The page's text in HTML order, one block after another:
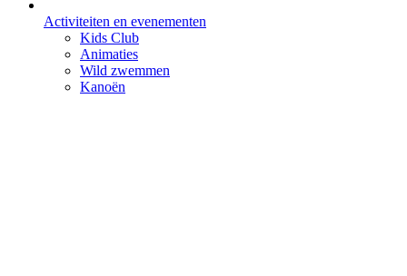
Activiteiten en evenementen
Kids Club
Animaties
Wild zwemmen
Kanoën